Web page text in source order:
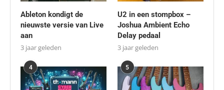
Ableton kondigt de
nieuwste versie van Live
aan
3 jaar geleden
U2 in een stompbox –
Joshua Ambient Echo
Delay pedaal
3 jaar geleden
4 5